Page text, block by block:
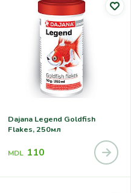
Dajana Legend Goldfish
Flakes, 250мл
MDL 110